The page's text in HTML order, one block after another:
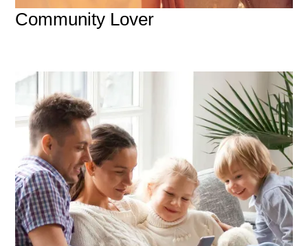
Community Lover